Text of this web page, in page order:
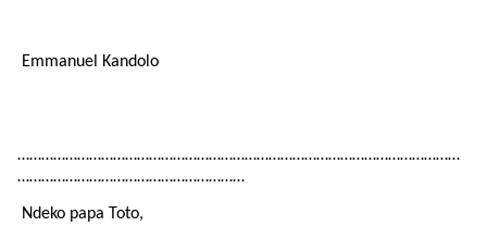
Emmanuel Kandolo
…………………………………………………………………………………………………
…………………………………………………
Ndeko papa Toto,